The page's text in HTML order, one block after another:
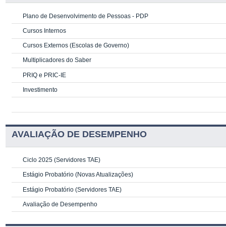
Plano de Desenvolvimento de Pessoas - PDP
Cursos Internos
Cursos Externos (Escolas de Governo)
Multiplicadores do Saber
PRIQ e PRIC-IE
Investimento
AVALIAÇÃO DE DESEMPENHO
Ciclo 2025 (Servidores TAE)
Estágio Probatório (Novas Atualizações)
Estágio Probatório (Servidores TAE)
Avaliação de Desempenho